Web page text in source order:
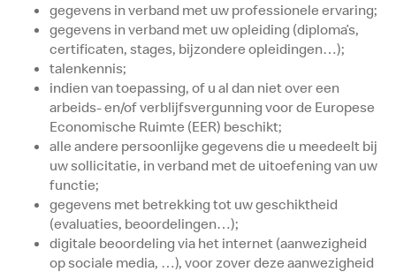
gegevens in verband met uw professionele ervaring;
gegevens in verband met uw opleiding (diploma’s,
certificaten, stages, bijzondere opleidingen…);
talenkennis;
indien van toepassing, of u al dan niet over een
arbeids- en/of verblijfsvergunning voor de Europese
Economische Ruimte (EER) beschikt;
alle andere persoonlijke gegevens die u meedeelt bij
uw sollicitatie, in verband met de uitoefening van uw
functie;
gegevens met betrekking tot uw geschiktheid
(evaluaties, beoordelingen…);
digitale beoordeling via het internet (aanwezigheid
op sociale media, …), voor zover deze aanwezigheid